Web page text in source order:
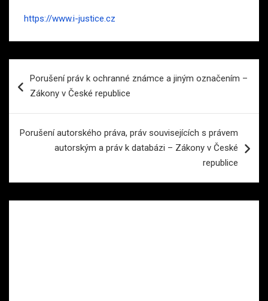
https://www.i-justice.cz
proPorušení práv k ochranné známce a jiným označením –
Zákony v České republice
Porušení autorského práva, práv souvisejících s právem
autorským a práv k databázi – Zákony v České
republice